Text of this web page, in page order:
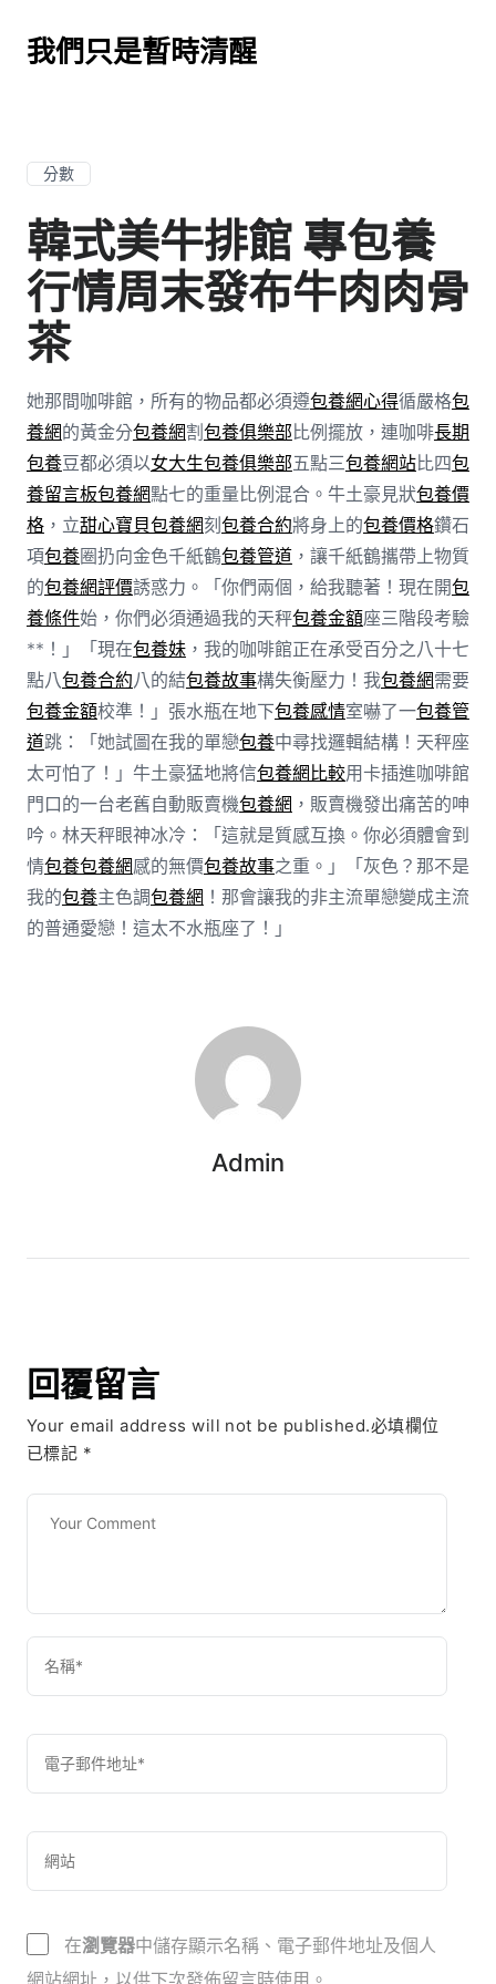
我們只是暫時清醒
分數
韓式美牛排館 專包養
行情周末發布牛肉肉骨
茶
她那間咖啡館，所有的物品都必須遵包養網心得循嚴格包
養網的黃金分包養網割包養俱樂部比例擺放，連咖啡長期
包養豆都必須以女大生包養俱樂部五點三包養網站比四包
養留言板包養網點七的重量比例混合。牛土豪見狀包養價
格，立甜心寶貝包養網刻包養合約將身上的包養價格鑽石
項包養圈扔向金色千紙鶴包養管道，讓千紙鶴攜帶上物質
的包養網評價誘惑力。「你們兩個，給我聽著！現在開包
養條件始，你們必須通過我的天秤包養金額座三階段考驗
**！」「現在包養妹，我的咖啡館正在承受百分之八十七
點八包養合約八的結包養故事構失衡壓力！我包養網需要
包養金額校準！」張水瓶在地下包養感情室嚇了一包養管
道跳：「她試圖在我的單戀包養中尋找邏輯結構！天秤座
太可怕了！」牛土豪猛地將信包養網比較用卡插進咖啡館
門口的一台老舊自動販賣機包養網 ，販賣機發出痛苦的呻
吟。林天秤眼神冰冷：「這就是質感互換。你必須體會到
情包養包養網感的無價包養故事之重。」「灰色？那不是
我的包養主色調包養網 ！那會讓我的非主流單戀變成主流
的普通愛戀！這太不水瓶座了！」
Admin
回覆留言
Your email address will not be published.必填欄位
已標記 *
在瀏覽器中儲存顯示名稱、電子郵件地址及個人